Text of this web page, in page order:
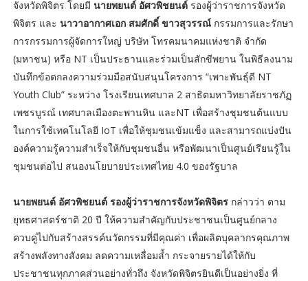
จังหวัดพิจิตร โดยมี นายพยนต์ อัศวพิชยนต์รองผู้ว่าราชการจังหวัด
พิจิตร และ นาวาอากาศเอก สมศักดิ์ ขาวสุวรรณ์กรรมการและรักษา
การกรรมการผู้จัดการใหญ่ บริษัท โทรคมนาคมแห่งชาติ จำกัด
(มหาชน) หรือ NT เป็นประธานและร่วมเป็นสักขีพยาน ในพิธีลงนาม
บันทึกข้อตกลงความร่วมมือสนับสนุนโครงการ “เพาะพันธุ์ดี NT
Youth Club” ระหว่าง โรงเรียนเทศบาล 2 สาธิตมหาวิทยาลัยราชภัฏ
เพชรบูรณ์ เทศบาลเมืองตะพานหิน และNT เพื่อสร้างชุมชนต้นแบบ
ในการใช้เทคโนโลยี IoT เพื่อให้ชุมชนเข้มแข็ง และสามารถแบ่งปัน
องค์ความรู้ความสำเร็จให้กับชุมชนอื่น หรือพัฒนาเป็นศูนย์เรียนรู้ใน
ชุมชนต่อไป สนองนโยบายประเทศไทย 4.0 ของรัฐบาล
นายพยนต์ อัศวพิชยนต์ รองผู้ว่าราชการจังหวัดพิจิตร กล่าวว่า ตาม
ยุทธศาสตร์ชาติ 20 ปี ให้ความสำคัญกับประชาชนเป็นศูนย์กลาง
ควบคู่ไปกับสร้างสรรค์นวัตกรรมที่มีคุณค่า เพื่อผลิตบุคลากรคุณภาพ
สร้างพลังทางสังคม ลดความเหลื่อมล้ำ กระจายรายได้ให้กับ
ประชาชนทุกภาคส่วนอย่างทั่วถึง จังหวัดพิจิตรยินดีเป็นอย่างยิ่ง ที่